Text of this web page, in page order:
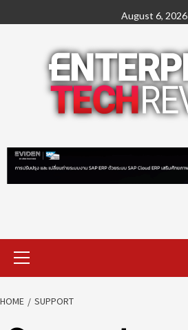
to
August 6, 2026
Primary
Menu
HOME SUPPORT